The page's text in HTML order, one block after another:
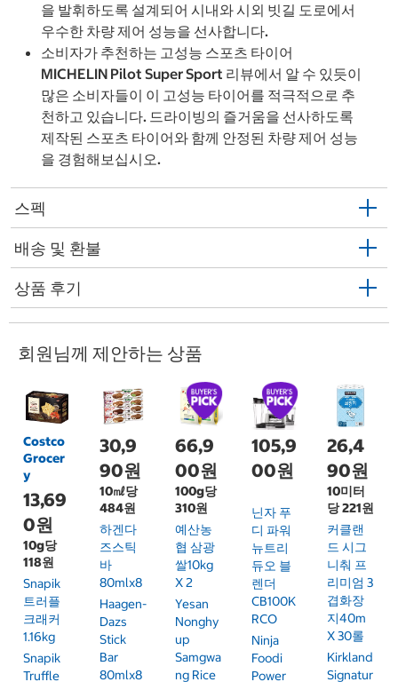
을 발휘하도록 설계되어 시내와 시외 빗길 도로에서
우수한 차량 제어 성능을 선사합니다.
소비자가 추천하는 고성능 스포츠 타이어
MICHELIN Pilot Super Sport 리뷰에서 알 수 있듯이
많은 소비자들이 이 고성능 타이어를 적극적으로 추
천하고 있습니다. 드라이빙의 즐거움을 선사하도록
제작된 스포츠 타이어와 함께 안정된 차량 제어 성능
을 경험해보십시오.
스펙
배송 및 환불
상품 후기
회원님께 제안하는 상품
Costco
Grocer
y
13,69
0원
10g당
118원
Snapik
트러플
크래커
1.16kg
Snapik
Truffle
30,9
90원
10㎖당
484원
하겐다
즈스틱
바
80mlx8
Haagen-
Dazs
Stick
Bar
80mlx8
66,9
00원
100g당
310원
예산농
협 삼광
쌀10kg
X 2
Yesan
Nonghy
Up
Samgwa
Ng Rice
105,9
00원
닌자 푸
디 파워
뉴트리
듀오 블
렌더
CB100K
RCO
Ninja
Foodi
Power
26,4
90원
10미터
당 221원
커클랜
드 시그
니춰 프
리미엄 3
겹화장
지40m
X 30롤
Kirkland
Signatur